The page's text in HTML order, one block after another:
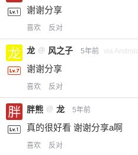
谢谢分享
喜欢 反对
龙 @ 风之子 5年前 via Android
谢谢分享
喜欢 反对
胖熊 @ 龙 5年前
真的很好看 谢谢分享a啊
喜欢 反对